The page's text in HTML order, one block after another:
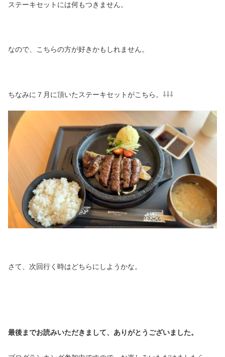
ステーキセットには何もつきません。
なので、こちらの方が好きかもしれません。
ちなみに７月に頂いたステーキセットがこちら。⇩⇩⇩
さて、次回行く時はどちらにしようかな。
最後までお読みいただきまして、ありがとうございました。